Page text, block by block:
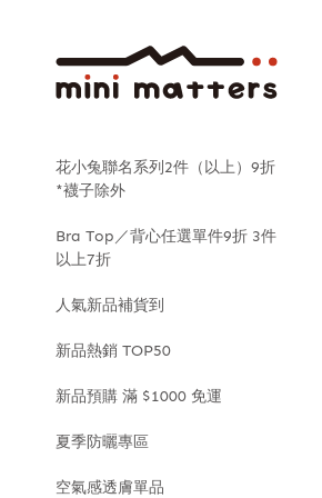
花小兔聯名系列2件（以上）9折
*襪子除外
Bra Top／背心任選單件9折 3件
以上7折
人氣新品補貨到
新品熱銷 TOP50
新品預購 滿 $1000 免運
夏季防曬專區
空氣感透膚單品